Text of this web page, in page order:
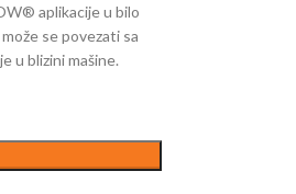
aplikacije u bilo
se povezati sa
u blizini mašine.